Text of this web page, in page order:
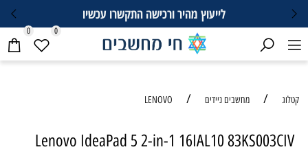
לייעוץ מהיר ורכישה התקשרו עכשיו
0 0
קטלוג / מחשבים ניידים /
LENOVO
Lenovo IdeaPad 5 2-in-1 16IAL10 83KS003CIV